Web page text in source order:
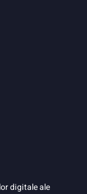
digitale ale